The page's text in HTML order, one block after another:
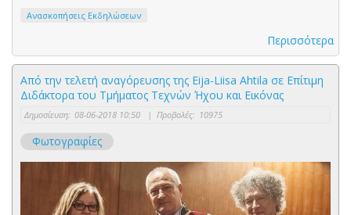
Ανασκοπήσεις Εκδηλώσεων
Περισσότερα
Από την τελετή αναγόρευσης της Eija-Liisa Ahtila σε Επίτιμη
Διδάκτορα του Τμήματος Τεχνών Ήχου και Εικόνας
Δημοσίευση: 08-06-2018 10:50 | Προβολές: 10975
Φωτογραφίες